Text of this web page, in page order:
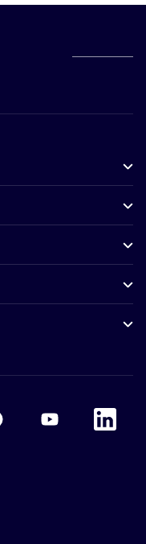
PinterestAccor Youtube
Accor